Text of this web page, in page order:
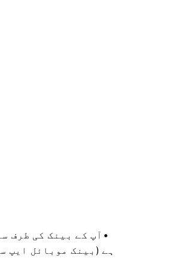
آپ کے بینک کی طرف
ہے (بینک موبائل ایپ